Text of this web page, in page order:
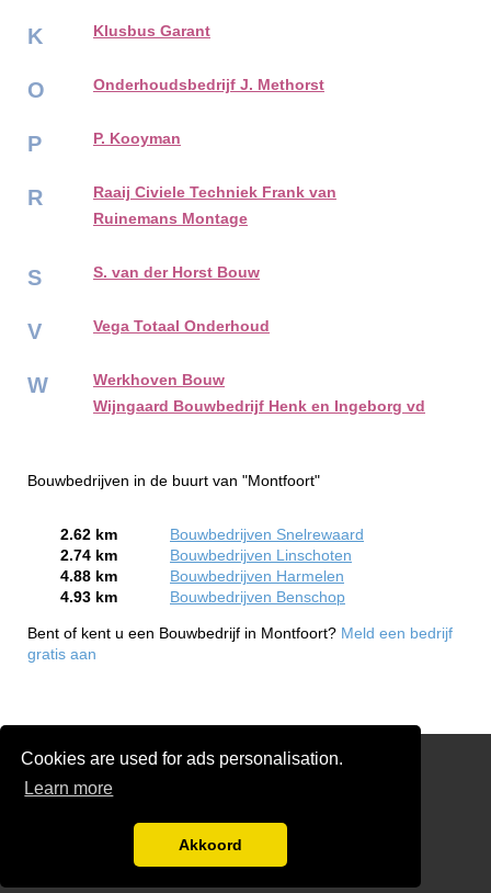
Cookies are used for ads personalisation.
Learn more
Akkoord
K Klusbus Garant
O Onderhoudsbedrijf J. Methorst
P P. Kooyman
R
Raaij Civiele Techniek Frank van
Ruinemans Montage
S S. van der Horst Bouw
V Vega Totaal Onderhoud
W
Werkhoven Bouw
Wijngaard Bouwbedrijf Henk en Ingeborg vd
Bouwbedrijven in de buurt van "Montfoort"
2.62 km
Bouwbedrijven Snelrewaard
2.74 km
Bouwbedrijven Linschoten
4.88 km
Bouwbedrijven Harmelen
4.93 km
Bouwbedrijven Benschop
Bent of kent u een Bouwbedrijf in Montfoort? Meld een bedrijf
gratis aan
Links
Gratis Verbouw & renovatie Offertes Vergelijken